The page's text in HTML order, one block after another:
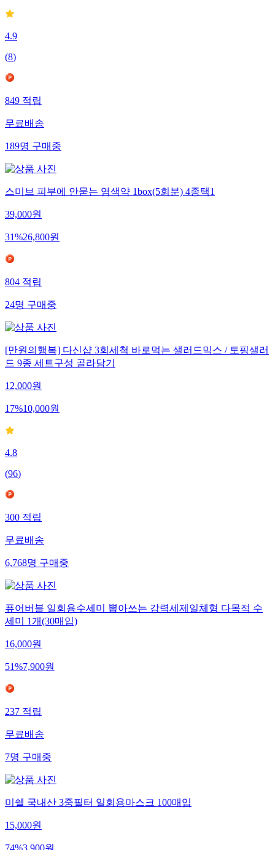
4.9
(8)
849 적립
무료배송
189명 구매중
스미브 피부에 안묻는 염색약 1box(5회분) 4종택1
39,000원
31%26,800원
804 적립
24명 구매중
[만원의행복] 다신샵 3회세척 바로먹는 샐러드믹스 / 토핑샐러
드 9종 세트구성 골라담기
12,000원
17%10,000원
4.8
(96)
300 적립
무료배송
6,768명 구매중
퓨어버블 일회용수세미 뽑아쓰는 강력세제일체형 다목적 수
세미 1개(30매입)
16,000원
51%7,900원
237 적립
무료배송
7명 구매중
미쉘 국내산 3중필터 일회용마스크 100매입
15,000원
74%3,900원